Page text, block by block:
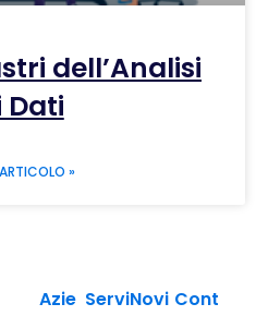
dell’Analisi
Dati
»
Azie ServiNovi Cont